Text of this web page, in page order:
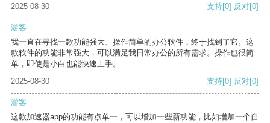
2025-08-30
支持[0] 反对[0]
游客
我一直在寻找一款功能强大、操作简单的办公软件，终于找到了它。这
款软件的功能非常强大，可以满足我日常办公的所有需求。操作也很简
单，即使是小白也能快速上手。
2025-08-30
支持[0] 反对[0]
游客
这款加速器app的功能有点单一，可以增加一些新功能，比如增加一个自